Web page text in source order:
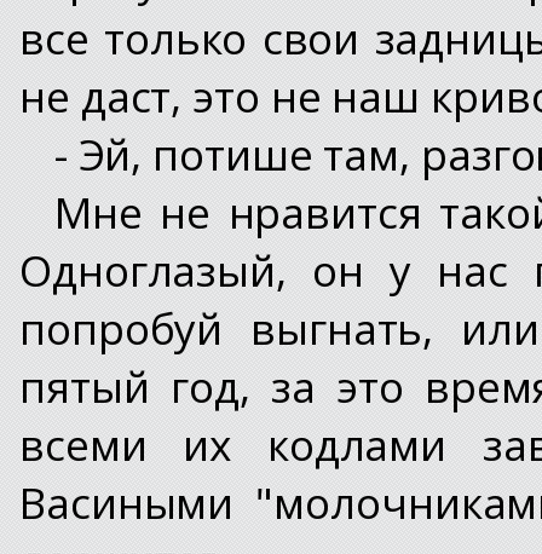
все только свои
не даст, это не наш
- Эй, потише там,
Мне не нравится
Одноглазый, он у нас
попробуй выгнать,
пятый год, за это
всеми их кодлами
Васиными